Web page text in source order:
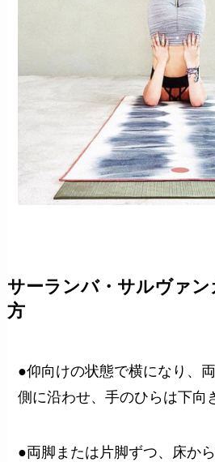
サーランバ・サルヴァン
方
●仰向けの状態で横になり、
側に沿わせ、手のひらは下向
●両脚または片脚ずつ、床か